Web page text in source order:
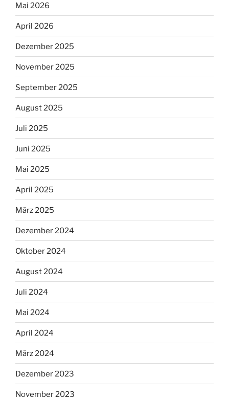
Mai 2026
April 2026
Dezember 2025
November 2025
September 2025
August 2025
Juli 2025
Juni 2025
Mai 2025
April 2025
März 2025
Dezember 2024
Oktober 2024
August 2024
Juli 2024
Mai 2024
April 2024
März 2024
Dezember 2023
November 2023